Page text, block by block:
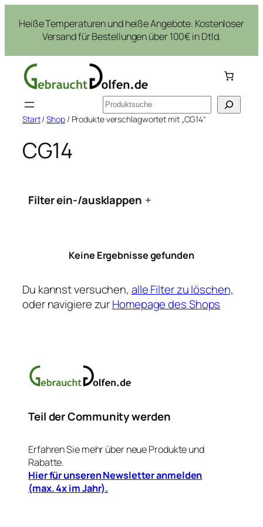
Inhalt
springen
Heiße Temperaturen und heiße Angebote. Kostenloser
Versand für Bestellungen über 100€ in Dtld.
Suchen
Start/Shop/ Produkte verschlagwortet mit „CG14“
CG14
Filter ein-/ausklappen +
Keine Ergebnisse gefunden
Du kannst versuchen, alle Filter zu löschen,
oder navigiere zurHomepage des Shops
Teil der Community werden
Erfahren Sie mehr über neue Produkte und
Rabatte.
Hier für unseren Newsletter anmelden
(max. 4x im Jahr).